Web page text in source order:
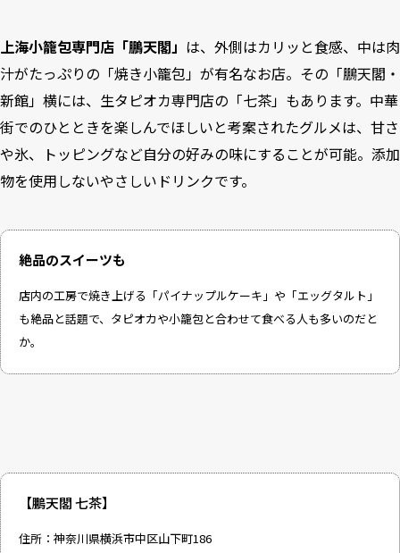
上海小籠包専門店「鵬天閣」 は、外側はカリッと食感、中は肉
汁がたっぷりの「焼き小籠包」が有名なお店。その「鵬天閣・
新館」横には、生タピオカ専門店の「七茶」もあります。中華
街でのひとときを楽しんでほしいと考案されたグルメは、甘さ
や氷、トッピングなど自分の好みの味にすることが可能。添加
物を使用しないやさしいドリンクです。
絶品のスイーツも
店内の工房で焼き上げる「パイナップルケーキ」や「エッグタルト」
も絶品と話題で、タピオカや小籠包と合わせて食べる人も多いのだと
か。
【鵬天閣 七茶】
住所：神奈川県横浜市中区山下町186